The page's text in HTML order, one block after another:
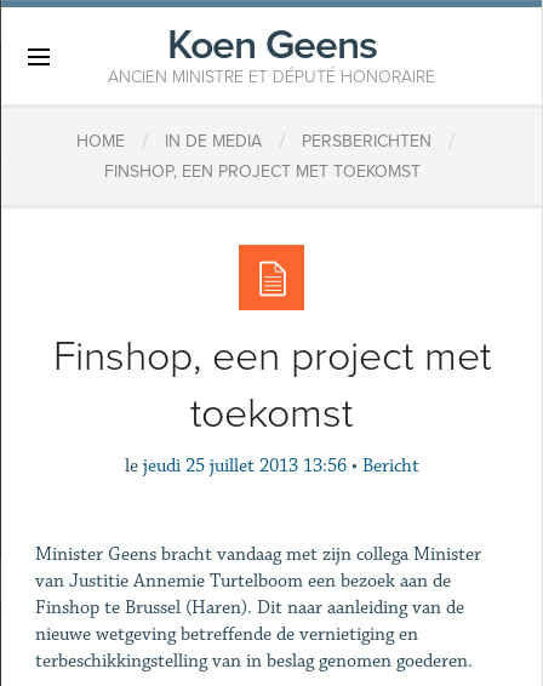
Koen Geens
ANCIEN MINISTRE ET DÉPUTÉ HONORAIRE
HOME / IN DE MEDIA / PERSBERICHTEN /
FINSHOP, EEN PROJECT MET TOEKOMST
Finshop, een project met
toekomst
le jeudi 25 juillet 2013 13:56 • Bericht
Minister Geens bracht vandaag met zijn collega Minister
van Justitie Annemie Turtelboom een bezoek aan de
Finshop te Brussel (Haren). Dit naar aanleiding van de
nieuwe wetgeving betreffende de vernietiging en
terbeschikkingstelling van in beslag genomen goederen.